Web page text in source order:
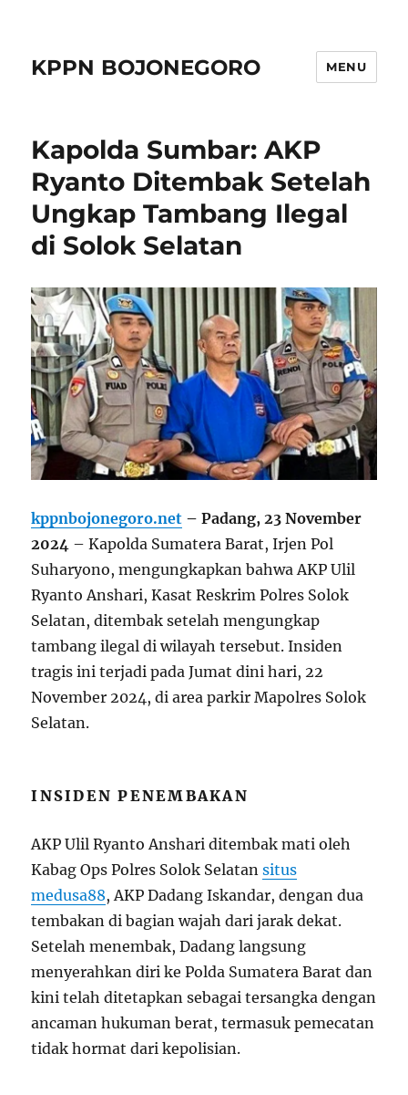
KPPN BOJONEGORO MENU
Kapolda Sumbar: AKP
Ryanto Ditembak Setelah
Ungkap Tambang Ilegal
di Solok Selatan
kppnbojonegoro.net – Padang, 23 November
2024 – Kapolda Sumatera Barat, Irjen Pol
Suharyono, mengungkapkan bahwa AKP Ulil
Ryanto Anshari, Kasat Reskrim Polres Solok
Selatan, ditembak setelah mengungkap
tambang ilegal di wilayah tersebut. Insiden
tragis ini terjadi pada Jumat dini hari, 22
November 2024, di area parkir Mapolres Solok
Selatan.
INSIDEN PENEMBAKAN
AKP Ulil Ryanto Anshari ditembak mati oleh
Kabag Ops Polres Solok Selatansitus
medusa88, AKP Dadang Iskandar, dengan dua
tembakan di bagian wajah dari jarak dekat.
Setelah menembak, Dadang langsung
menyerahkan diri ke Polda Sumatera Barat dan
kini telah ditetapkan sebagai tersangka dengan
ancaman hukuman berat, termasuk pemecatan
tidak hormat dari kepolisian.